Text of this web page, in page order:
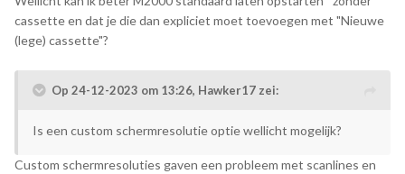
cassette en dat je die dan expliciet moet toevoegen met "Nieuwe
(lege) cassette"?
Op 24-12-2023 om 13:26, Hawker17 zei:
Is een custom schermresolutie optie wellicht mogelijk?
Custom schermresoluties gaven een probleem met scanlines en